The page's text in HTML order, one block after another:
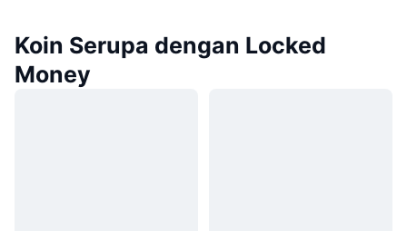
Koin Serupa dengan Locked
Money